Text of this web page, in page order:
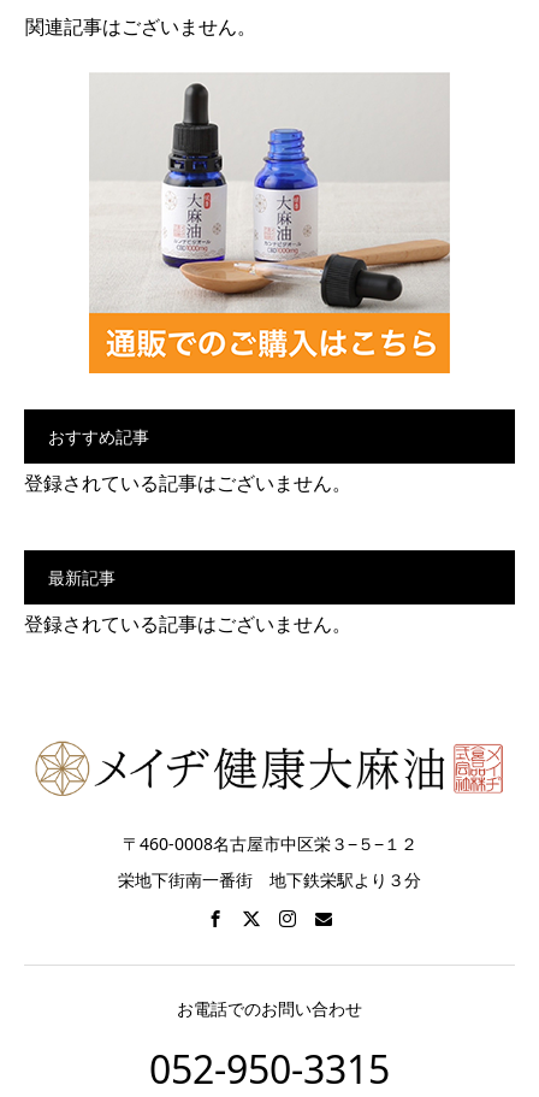
関連記事はございません。
おすすめ記事
登録されている記事はございません。
最新記事
登録されている記事はございません。
〒460-0008名古屋市中区栄３−５−１２
栄地下街南一番街 地下鉄栄駅より３分
お電話でのお問い合わせ
052-950-3315